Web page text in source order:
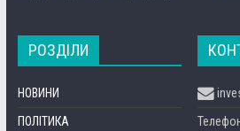
РОЗДІЛИ
НОВИНИ
ПОЛІТИКА